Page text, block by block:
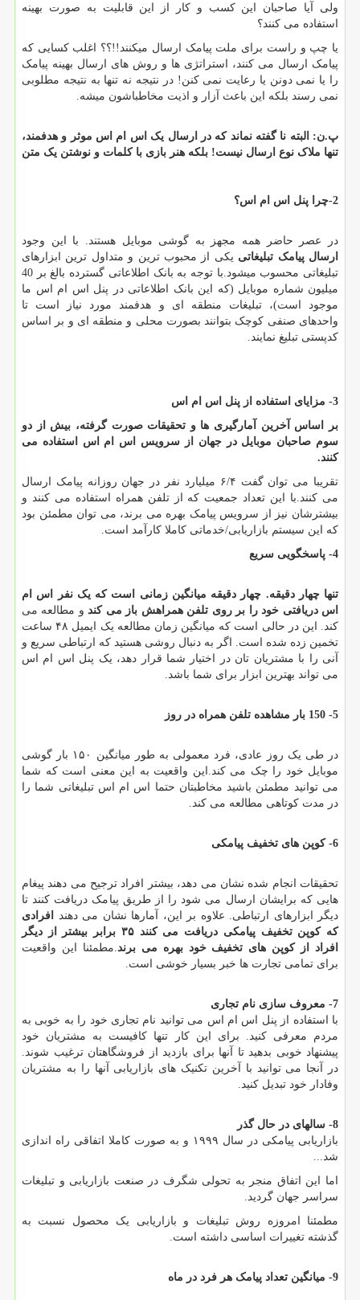
ولی آیا صاحبان این کسب و کار از این قابلیت به صورت بهینه
استفاده می کنند؟
یا چپ و راست برای ملت پیامک ارسال میکنند!!؟؟ اغلب کسایی که
پیامک ارسال می کنند، استراتژی ها و روش های ارسال بهینه پیامک
را یا نمی دونن یا رعایت نمی کنن! در نتیجه نه تنها به نتیجه مطلوبی
نمی رسند بلکه این باعث آزار و اذیت مخاطباشون میشه.
پ.ن: البته نا گفته نماند که در ارسال یک اس ام اس موثر و هدفمند،
تنها ملاک نوع ارسال نیست! بلکه هنر بازی با کلمات و نوشتن یک متن
2-چرا پنل اس ام اس؟
در عصر حاضر همه مجهز به گوشی موبایل هستند. با این وجود
ارسال پیامک تبلیغاتی یکی از محبوب ترین و متداول ترین ابزارهای
تبلیغاتی محسوب میشود.
با توجه به بانک اطلاعاتی گسترده بالغ بر 40
میلیون شماره موبایل (که این بانک اطلاعاتی در پنل اس ام اس ما
موجود است)، تبلیغات منطقه ای و هدفمند مورد نیاز است تا
واحدهای صنفی کوچک بتوانند بصورت محلی و منطقه ای و بر اساس
کدپستی تبلیغ نمایند
3- مزایای استفاده از پنل اس ام اس
بر اساس آخرین آمارگیری ها و تحقیقات صورت گرفته، بیش از دو
سوم صاحبان موبایل در جهان از سرویس اس ام اس استفاده می
کنند.
تقریبا می توان گفت ۶/۴ میلیارد نفر در جهان روزانه پیامک ارسال
می کنند.با این تعداد جمعیت که از تلفن همراه استفاده می کنند و
بیشترشان نیز از سرویس پیامک بهره می برند، می توان مطمئن بود
که این سیستم بازاریابی/خدماتی کاملا کارآمد است.
4- پاسخگویی سریع
تنها چهار دقیقه. چهار دقیقه میانگین زمانی است که یک نفر اس ام
اس دریافتی خود را بر روی تلفن همراهش باز می کندو مطالعه می
کند. این در حالی است که میانگین زمان مطالعه یک ایمیل ۴۸ ساعت
تخمین زده شده است. اگر به دنبال روشی هستید که ارتباطی سریع و
آنی را با مشتریان تان در اختیار شما قرار دهد، یک پنل اس ام اس
می تواند بهترین ابزار برای شما باشد.
5- 150 بار مشاهده تلفن همراه در روز
در طی یک روز عادی، فرد معمولی به طور میانگین ۱۵۰ بار گوشی
موبایل خود را چک می کند.این واقعیت به این معنی است که شما
می توانید مطمئن باشید مخاطبتان حتما اس ام اس تبلیغاتی شما را
در مدت کوتاهی مطالعه می کند.
6- کوپن های تخفیف پیامکی
تحقیقات انجام شده نشان می دهد، بیشتر افراد ترجیح می دهند پیغام
هایی که برایشان ارسال می شود را از طریق پیامک دریافت کنند تا
دیگر ابزارهای ارتباطی. علاوه بر این، آمارها نشان می دهند
افرادی
که کوپن تخفیف پیامکی دریافت می کنند۳۵ برابر بیشتر از دیگر
افراد از کوپن های تخفیف خود بهره می برند .مطمئنا این واقعیت
برای تمامی تجارت ها خبر بسیار خوشی است.
7- معروف سازی نام تجاری
با استفاده از پنل اس ام اس می توانید نام تجاری خود را به خوبی به
مردم معرفی کنید. برای این کار تنها کافیست به مشتریان خود
پیشنهاد خوبی بدهید تا آنها برای بازدید از فروشگاهتان ترغیب شوند.
در آنجا می توانید با آخرین تکنیک های بازاریابی آنها را به مشتریان
وفادار خود تبدیل کنید.
8- سالهای در حال گذر
بازاریابی پیامکی در سال ۱۹۹۹ و به صورت کاملا اتفاقی راه اندازی
شد
اما این اتفاق منجر به تحولی شگرف در صنعت بازاریابی و تبلیغات
سراسر جهان گردید.
مطمئنا امروزه روش تبلیغات و بازاریابی یک محصول نسبت به
گذشته تغییرات اساسی داشته است.
9- میانگین تعداد پیامک هر فرد در ماه